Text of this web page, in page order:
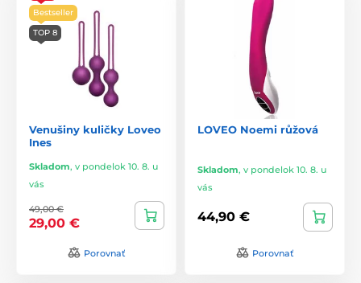
Bestseller
TOP 8
Venušiny kuličky Loveo
Ines
Skladom, v pondelok 10. 8. u
vás
49,00 €
29,00 €
Porovnať
LOVEO Noemi růžová
Skladom, v pondelok 10. 8. u
vás
44,90 €
Porovnať